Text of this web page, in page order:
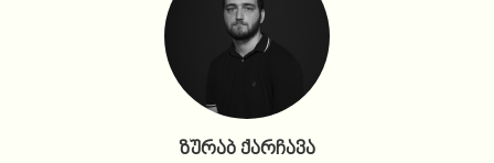
ზურაბ ქარჩავა